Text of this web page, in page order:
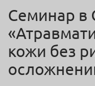
Семинар в
кожи без